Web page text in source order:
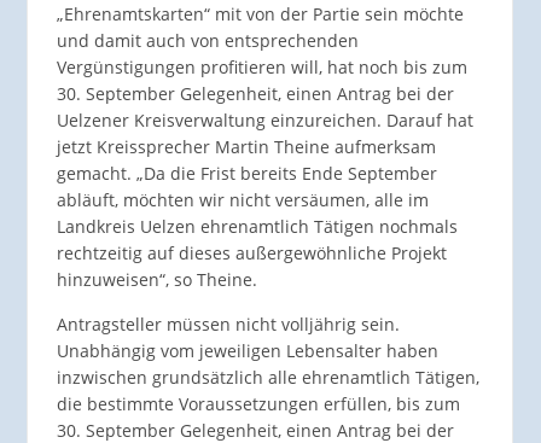
„Ehrenamtskarten“ mit von der Partie sein möchte
und damit auch von entsprechenden
Vergünstigungen profitieren will, hat noch bis zum
30. September Gelegenheit, einen Antrag bei der
Uelzener Kreisverwaltung einzureichen. Darauf hat
jetzt Kreissprecher Martin Theine aufmerksam
gemacht. „Da die Frist bereits Ende September
abläuft, möchten wir nicht versäumen, alle im
Landkreis Uelzen ehrenamtlich Tätigen nochmals
rechtzeitig auf dieses außergewöhnliche Projekt
hinzuweisen“, so Theine.
Antragsteller müssen nicht volljährig sein.
Unabhängig vom jeweiligen Lebensalter haben
inzwischen grundsätzlich alle ehrenamtlich Tätigen,
die bestimmte Voraussetzungen erfüllen, bis zum
30. September Gelegenheit, einen Antrag bei der